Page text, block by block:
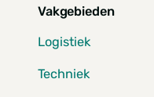
Vakgebieden
Logistiek
Techniek